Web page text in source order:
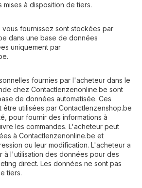
à disposition de tiers.
vous fournissez sont stockées par
dans une base de données
uniquement par
fournies par l'acheteur dans le
chez Contactlenzenonline.be sont
de données automatisée. Ces
être utilisées par Contactlenzenshop.be
pour fournir des informations à
les commandes. L'acheteur peut
à Contactlenzenonline.be et
ou leur modification. L'acheteur a
l'utilisation des données pour des
direct. Les données ne sont pas
tiers.